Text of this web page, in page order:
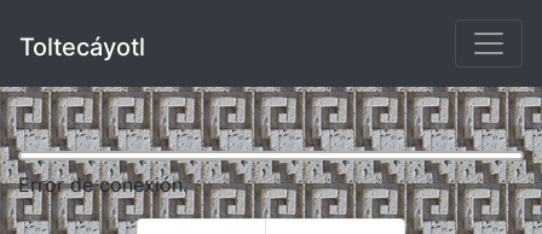
Toltecáyotl
Error de conexión.